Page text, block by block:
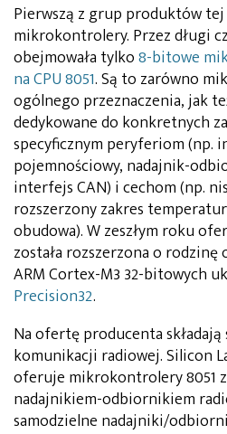
Pierwszą z grup produktów tej
mikrokontrolery. Przez długi
obejmowała tylko8-bitowe
na CPU 8051. Są to zarówno
ogólnego przeznaczenia, jak
dedykowane do konkretnych
specyficznym peryferiom (np.
pojemnościowy, nadajnik-
interfejs CAN) i cechom (np.
rozszerzony zakres
obudowa). W zeszłym roku
została rozszerzona o
ARM Cortex-M3 32-bitowych
Precision32.
Na ofertę producenta składają
komunikacji radiowej. Silicon
oferuje mikrokontrolery 8051
nadajnikiem-odbiornikiem
samodzielne nadajniki/